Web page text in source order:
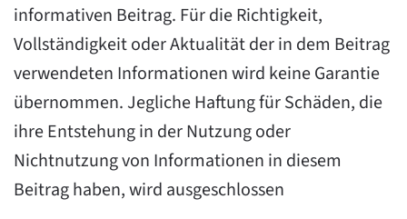
informativen Beitrag. Für die Richtigkeit,
Vollständigkeit oder Aktualität der in dem Beitrag
verwendeten Informationen wird keine Garantie
übernommen. Jegliche Haftung für Schäden, die
ihre Entstehung in der Nutzung oder
Nichtnutzung von Informationen in diesem
Beitrag haben, wird ausgeschlossen